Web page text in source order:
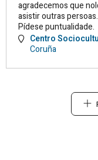
agradecemos que
asistir outras persoas.
Pídese puntualidade.
Centro
Coruña